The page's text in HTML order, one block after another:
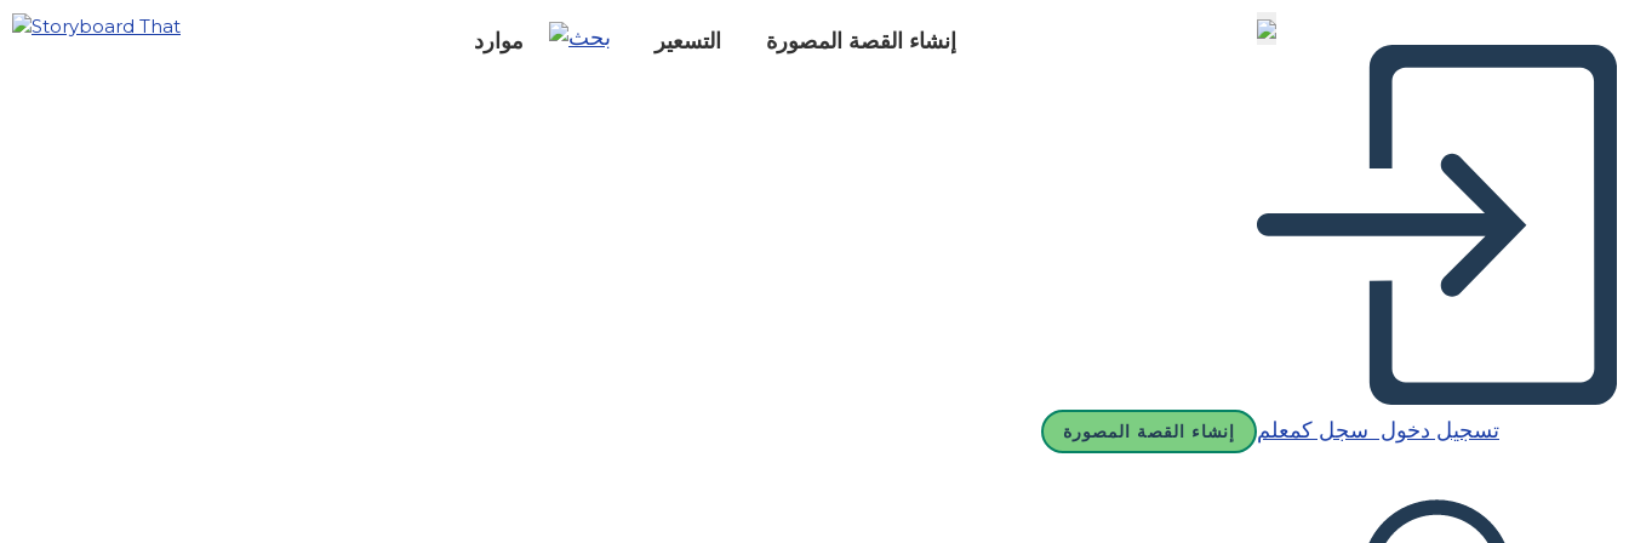
موارد التسعير إنشاء القصة المصورة
إنشاء القصة المصورة تسجيل دخول سجل كمعلم